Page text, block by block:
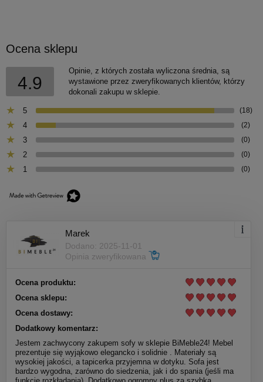
Ocena sklepu
4.9
Opinie, z których została wyliczona średnia, są
wystawione przez zweryfikowanych klientów, którzy
dokonali zakupu w sklepie.
5 (18)
4 (2)
3 (0)
2 (0)
1 (0)
Marek
Dodano: 2025-11-01
Opinia zweryfikowana
Ocena produktu:
Ocena sklepu:
Ocena dostawy:
Dodatkowy komentarz:
Jestem zachwycony zakupem sofy w sklepie BiMeble24! Mebel
prezentuje się wyjąkowo elegancko i solidnie . Materiały są
wysokiej jakości, a tapicerka przyjemna w dotyku. Sofa jest
bardzo wygodna, zarówno do siedzenia, jak i do spania (jeśli ma